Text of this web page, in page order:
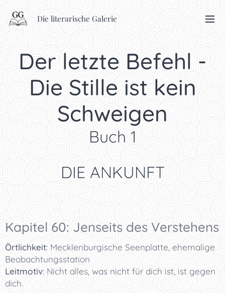
Die literarische Galerie
Der letzte Befehl -
Die Stille ist kein
Schweigen
Buch 1
DIE ANKUNFT
Kapitel 60: Jenseits des Verstehens
Örtlichkeit: Mecklenburgische Seenplatte, ehemalige
Beobachtungsstation
Leitmotiv: Nicht alles, was nicht für dich ist, ist gegen
dich.